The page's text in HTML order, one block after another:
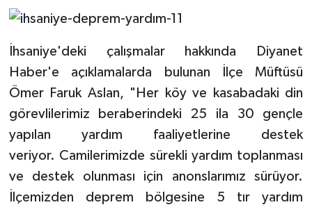
İhsaniye'deki çalışmalar hakkında Diyanet
Haber'e açıklamalarda bulunan İlçe Müftüsü
Ömer Faruk Aslan, "Her köy ve kasabadaki din
görevlilerimiz beraberindeki 25 ila 30 gençle
yapılan yardım faaliyetlerine destek
veriyor. Camilerimizde sürekli yardım toplanması
ve destek olunması için anonslarımız sürüyor.
İlçemizden deprem bölgesine 5 tır yardım
Gaziantep Müftülüğü
Giresun Müftülüğü
Gümüşhane Müftülüğü
Hakkari Müftülüğü
Iğdır Müftülüğü